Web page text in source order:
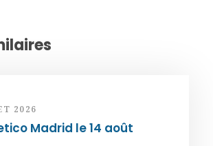
2026
Madrid le 14 août